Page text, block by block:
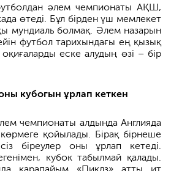
әлем чемпионаты АҚШ,
өтеді. Бұл бірден үш мемлекет
мундиаль болмақ. Әлем назарын
футбол тарихындағы ең қызық
еске алудың өзі – бір
кубогын ұрлап кеткен
чемпионаты алдында Англияда
қойылады. Бірақ бірнеше
біреулер оны ұрлап кетеді.
кубок табылмай қалады.